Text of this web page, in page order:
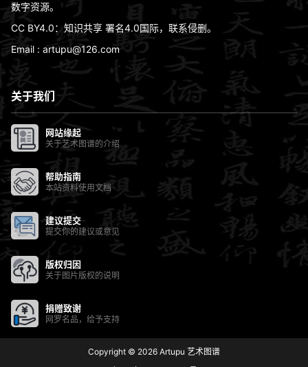
数字资源。
CC BY4.0：知识共享 署名4.0国际，联系侵删。
Email : artupu@126.com
关于我们
网站缘起
关于艺术图谱的介绍
帮助指南
本站资料使用文档
建议提交
提交你的建议或意见
版权归因
关于图片版权的说明
捐赠致谢
网罗名品，给予支持
Copyright © 2026 Artupu 艺术图谱